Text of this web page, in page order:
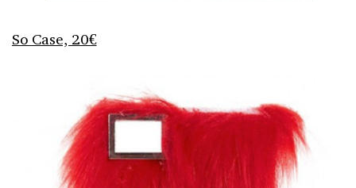
So Case, 20€